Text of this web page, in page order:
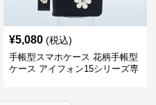
¥5,080 (税込)
手帳型スマホケース 花柄手帳型
ケース アイフォン15シリーズ専